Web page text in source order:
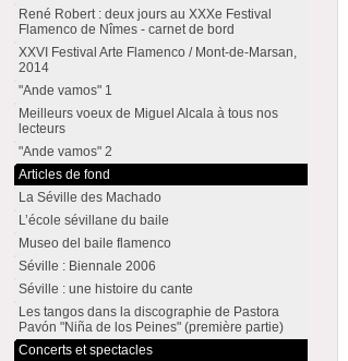
René Robert : deux jours au XXXe Festival
Flamenco de Nîmes - carnet de bord
XXVI Festival Arte Flamenco / Mont-de-Marsan,
2014
"Ande vamos" 1
Meilleurs voeux de Miguel Alcala à tous nos
lecteurs
"Ande vamos" 2
Articles de fond
La Séville des Machado
L’école sévillane du baile
Museo del baile flamenco
Séville : Biennale 2006
Séville : une histoire du cante
Les tangos dans la discographie de Pastora
Pavón "Niña de los Peines" (première partie)
Concerts et spectacles